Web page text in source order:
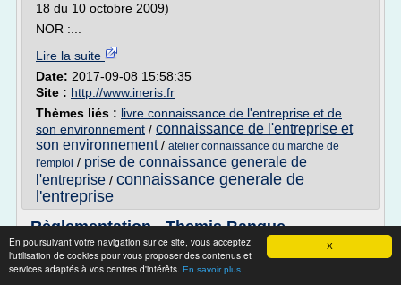
X
En poursuivant votre navigation sur ce site, vous acceptez
l'utilisation de cookies pour vous proposer des contenus et
services adaptés à vos centres d'intérêts. En savoir plus
18 du 10 octobre 2009)
NOR :...
Lire la suite
Date: 2017-09-08 15:58:35
Site : http://www.ineris.fr
Thèmes liés : livre connaissance de l'entreprise et de
son environnement / connaissance de l'entreprise et
son environnement/ atelier connaissance du marche de
l'emploi / prise de connaissance generale de
l'entreprise / connaissance generale de
l'entreprise
Règlementation - Themis Banque
Les conflits impliquant plusieurs clients, par exemple
lorsque la Banque THEMIS, offrant ses services à deux